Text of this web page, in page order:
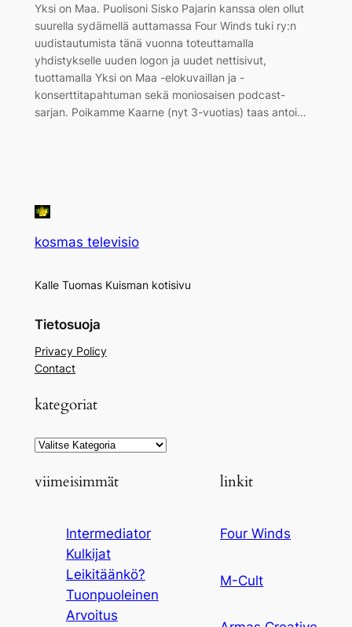
Yksi on Maa. Puolisoni Sisko Pajarin kanssa olen ollut
suurella sydämellä auttamassa Four Winds tuki ry:n
uudistautumista tänä vuonna toteuttamalla
yhdistykselle uuden logon ja uudet nettisivut,
tuottamalla Yksi on Maa -elokuvaillan ja -
konserttitapahtuman sekä moniosaisen podcast-
sarjan. Poikamme Kaarne (nyt 3-vuotias) taas antoi…
kosmas televisio
Kalle Tuomas Kuisman kotisivu
Tietosuoja
Privacy Policy
Contact
kategoriat
Kategoriat
viimeisimmät
Intermediator
Kulkijat
Leikitäänkö?
Tuonpuoleinen
Arvoitus
linkit
Four Winds
M-Cult